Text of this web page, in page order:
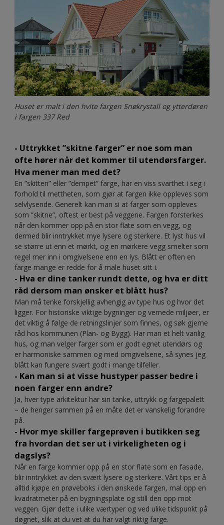
Huset er malt i den hvite fargen Snøkrystall og ytterdøren
i fargen 337 Red
- Uttrykket ”skitne farger” er noe som man
ofte hører når det kommer til utendørsfarger.
Hva mener man med det?
En ”skitten” eller ”dempet” farge, har en viss svarthet i seg i
forhold til mettheten, som gjør at fargen ikke oppleves som
selvlysende. Generelt kan man si at farger som oppleves
som ”skitne”, oftest er best på veggene. Fargen forsterkes
når den kommer opp på en stor flate som en vegg, og
dermed blir inntrykket mye lysere og sterkere. Et lyst hus vil
se større ut enn et mørkt, og en mørkere vegg smelter som
regel mer inn i omgivelsene enn en lys. Blått er often en
farge mange er redde for å male huset sitt i.
- Hva er dine tanker rundt dette, og hva er ditt
råd dersom man ønsker et blått hus?
Man må tenke forskjellig avhengig av type hus og hvor det
ligger. For historiske viktige bygninger og vernede miljøer, er
det viktig å følge de retningslinjer som finnes, og søk gjerne
råd hos kommunen (Plan- og Bygg). Har man et helt vanlig
hus, og man velger farger som er godt egnet utendørs og
er harmoniske sammen og med omgivelsene, så synes jeg
blått kan fungere svært godt i mange tilfeller.
- Kan man si at visse hustyper passer bedre i
noen farger enn andre?
Ja, hver type arkitektur har sin tanke, uttrykk og fargepalett
– de henger sammen på en måte det er vanskelig forandre
på.
- Hvor mye skiller fargeprøven i butikken seg
fra hvordan det ser ut i virkeligheten og i
dagslys?
Når en farge kommer opp på en stor flate som en fasade,
blir inntrykket av den svært lysere og sterkere. Vårt tips er å
alltid kjøpe en prøveboks i den ønskede fargen, mal opp en
kvadratmeter på en bygningsplate og still den opp mot
veggen. Gjør dette i ulike værtyper og ved ulike tidspunkt på
døgnet, slik at du vet at du har valgt riktig farge.